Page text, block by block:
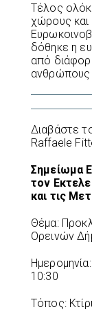
Τέλος
χώρους και
δόθηκε η
από
ανθρώπους
Διαβάστε
Raffaele
Σημείωμα
τον
και τις
Θέμα:
Ορεινών
10:30
Τόπος: